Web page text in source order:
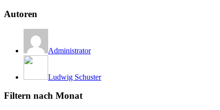
Autoren
Administrator
Ludwig Schuster
Filtern nach Monat